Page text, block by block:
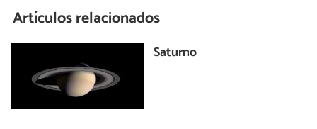
Artículos relacionados
Saturno